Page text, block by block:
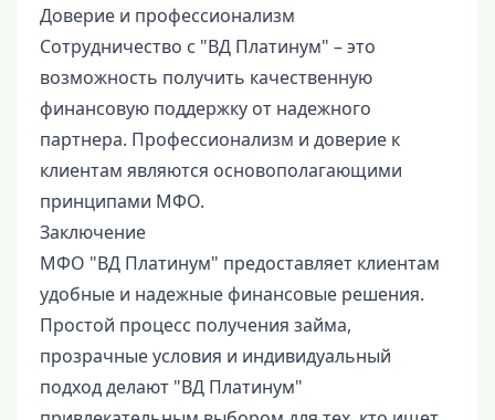
Доверие и профессионализм
Сотрудничество с "ВД Платинум" – это
возможность получить качественную
финансовую поддержку от надежного
партнера. Профессионализм и доверие к
клиентам являются основополагающими
принципами МФО.
Заключение
МФО "ВД Платинум" предоставляет клиентам
удобные и надежные финансовые решения.
Простой процесс получения займа,
прозрачные условия и индивидуальный
подход делают "ВД Платинум"